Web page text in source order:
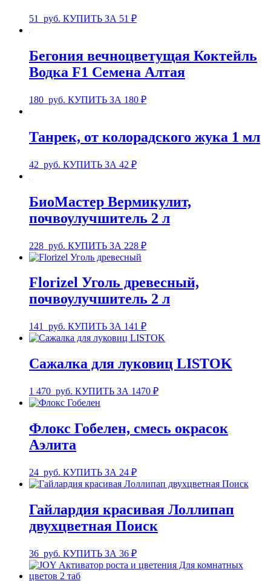
51 руб. КУПИТЬ ЗА 51 ₽
Бегония вечноцветущая Коктейль
Водка F1 Семена Алтая
180 руб. КУПИТЬ ЗА 180 ₽
Танрек, от колорадского жука 1 мл
42 руб. КУПИТЬ ЗА 42 ₽
БиоМастер Вермикулит,
почвоулучшитель 2 л
228 руб. КУПИТЬ ЗА 228 ₽
Florizel Уголь древесный,
почвоулучшитель 2 л
141 руб. КУПИТЬ ЗА 141 ₽
Сажалка для луковиц LISTOK
1 470 руб. КУПИТЬ ЗА 1470 ₽
Флокс Гобелен, смесь окрасок
Аэлита
24 руб. КУПИТЬ ЗА 24 ₽
Гайлардия красивая Лоллипап
двухцветная Поиск
36 руб. КУПИТЬ ЗА 36 ₽